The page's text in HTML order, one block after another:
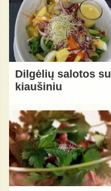
Dilgėlių salotos su
kiaušiniu